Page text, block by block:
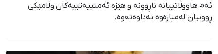
ئەم هاووڵاتییانە ناڕوونە و هێزە ئەمنییەتییەکان وڵامێكی
ڕوونیان لەمبارەوە نەداوەتەوە.